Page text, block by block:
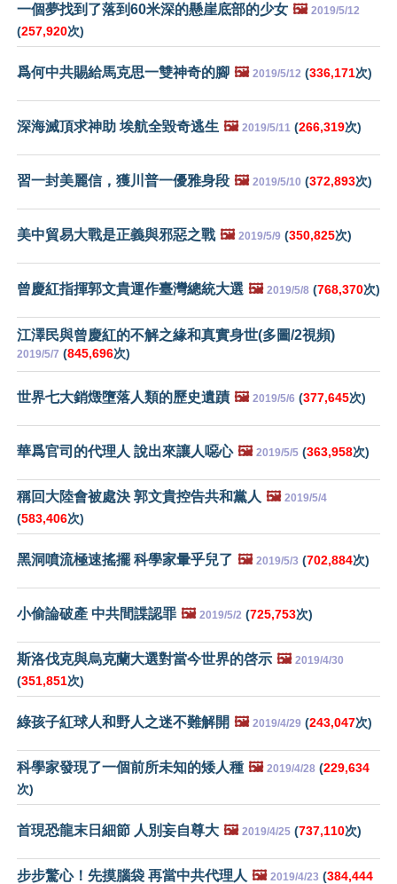
一個夢找到了落到60米深的懸崖底部的少女 🖼️ 2019/5/12
(257,920次)
爲何中共賜給馬克思一雙神奇的腳 🖼️ 2019/5/12 (336,171次)
深海滅頂求神助 埃航全毀奇逃生 🖼️ 2019/5/11 (266,319次)
習一封美麗信，獲川普一優雅身段 🖼️ 2019/5/10 (372,893次)
美中貿易大戰是正義與邪惡之戰 🖼️ 2019/5/9 (350,825次)
曾慶紅指揮郭文貴運作臺灣總統大選 🖼️ 2019/5/8 (768,370次)
江澤民與曾慶紅的不解之緣和真實身世(多圖/2視頻)
2019/5/7 (845,696次)
世界七大銷燬墮落人類的歷史遺蹟 🖼️ 2019/5/6 (377,645次)
華爲官司的代理人 說出來讓人噁心 🖼️ 2019/5/5 (363,958次)
稱回大陸會被處決 郭文貴控告共和黨人 🖼️ 2019/5/4
(583,406次)
黑洞噴流極速搖擺 科學家暈乎兒了 🖼️ 2019/5/3 (702,884次)
小偷論破產 中共間諜認罪 🖼️ 2019/5/2 (725,753次)
斯洛伐克與烏克蘭大選對當今世界的啓示 🖼️ 2019/4/30
(351,851次)
綠孩子紅球人和野人之迷不難解開 🖼️ 2019/4/29 (243,047次)
科學家發現了一個前所未知的矮人種 🖼️ 2019/4/28 (229,634
次)
首現恐龍末日細節 人別妄自尊大 🖼️ 2019/4/25 (737,110次)
步步驚心！先摸腦袋 再當中共代理人 🖼️ 2019/4/23 (384,444